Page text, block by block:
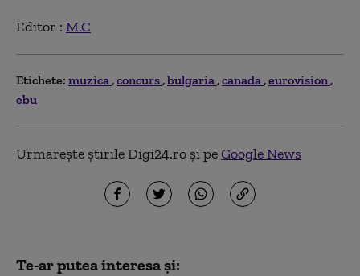
Editor : M.C
Etichete: muzica concurs bulgaria canada eurovision
ebu
Urmărește știrile Digi24.ro și peGoogle News
Te-ar putea interesa și: